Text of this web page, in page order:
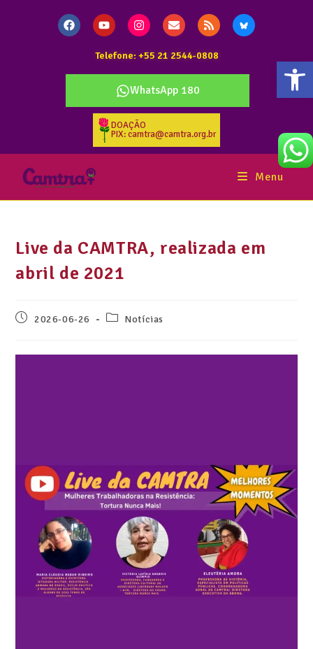
Telefone: +55 21 2544-0808
WhatsApp 180
DOAÇÃO
PIX: camtra@camtra.org.br
Menu
Live da CAMTRA, realizada em
abril de 2021
2026-06-26 Notícias